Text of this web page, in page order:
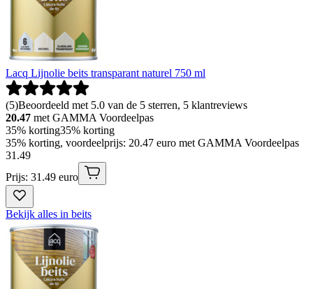
Lacq Lijnolie beits transparant naturel 750 ml
(5)Beoordeeld met 5.0 van de 5 sterren, 5 klantreviews
20.47 met GAMMA Voordeelpas
35% korting35% korting
35% korting, voordeelprijs: 20.47 euro met GAMMA Voordeelpas
31 .49
Prijs: 31.49 euro
Bekijk alles in beits